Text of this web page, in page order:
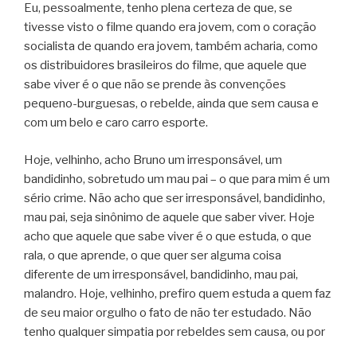
Eu, pessoalmente, tenho plena certeza de que, se
tivesse visto o filme quando era jovem, com o coração
socialista de quando era jovem, também acharia, como
os distribuidores brasileiros do filme, que aquele que
sabe viver é o que não se prende às convenções
pequeno-burguesas, o rebelde, ainda que sem causa e
com um belo e caro carro esporte.
Hoje, velhinho, acho Bruno um irresponsável, um
bandidinho, sobretudo um mau pai – o que para mim é um
sério crime. Não acho que ser irresponsável, bandidinho,
mau pai, seja sinônimo de aquele que saber viver. Hoje
acho que aquele que sabe viver é o que estuda, o que
rala, o que aprende, o que quer ser alguma coisa
diferente de um irresponsável, bandidinho, mau pai,
malandro. Hoje, velhinho, prefiro quem estuda a quem faz
de seu maior orgulho o fato de não ter estudado. Não
tenho qualquer simpatia por rebeldes sem causa, ou por